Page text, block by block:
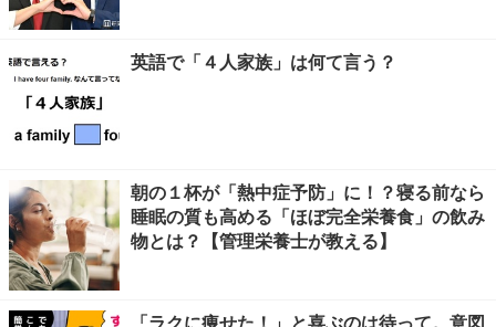
英語で「４人家族」は何て言う？
朝の１杯が「熱中症予防」に！？寝る前なら
睡眠の質も高める「ほぼ完全栄養食」の飲み
物とは？【管理栄養士が教える】